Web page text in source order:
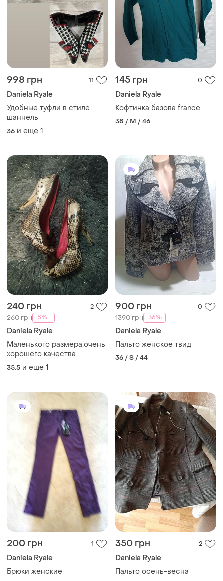
998 грн 11
Daniela Ryale
Удобные туфли в стиле
шаннель
36 и еще 1
145 грн 0
Daniela Ryale
Кофтинка базова france
38 / M / 46
240 грн 2
260 грн -8%
Daniela Ryale
Маленького размера,очень
хорошего качества
туфельки.европа.
35.5 и еще 1
900 грн 0
1390 грн -36%
Daniela Ryale
Пальто женское твид
36 / S / 44
200 грн 1
Daniela Ryale
Брюки женские
350 грн 2
Daniela Ryale
Пальто осень-весна